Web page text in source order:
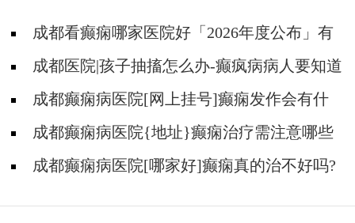
成都看癫痫哪家医院好「2026年度公布」有
癫痫能不能抽烟?
成都医院|孩子抽搐怎么办-癫疯病病人要知道
的误区成都癫痫病医院[网上挂号]癫痫发作会有什
么症状?
成都癫痫病医院{地址}癫痫治疗需注意哪些
问题?成都癫痫病医院[哪家好]癫痫真的治不好吗?